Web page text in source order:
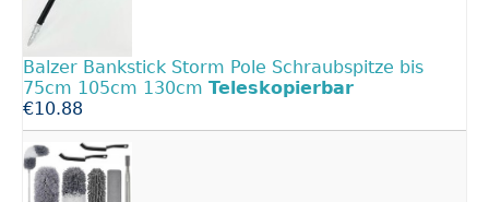
Balzer Bankstick Storm Pole Schraubspitze bis
75cm 105cm 130cm Teleskopierbar
€10.88